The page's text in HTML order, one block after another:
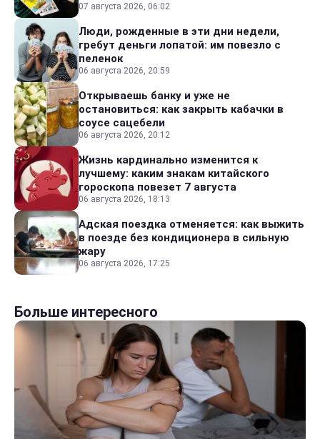
07 августа 2026, 06:02
Люди, рожденные в эти дни недели,
гребут деньги лопатой: им повезло с
пеленок
06 августа 2026, 20:59
Открываешь банку и уже не
остановиться: как закрыть кабачки в
соусе сацебели
06 августа 2026, 20:12
Жизнь кардинально изменится к
лучшему: каким знакам китайского
гороскопа повезет 7 августа
06 августа 2026, 18:13
Адская поездка отменяется: как выжить
в поезде без кондиционера в сильную
жару
06 августа 2026, 17:25
Больше интересного